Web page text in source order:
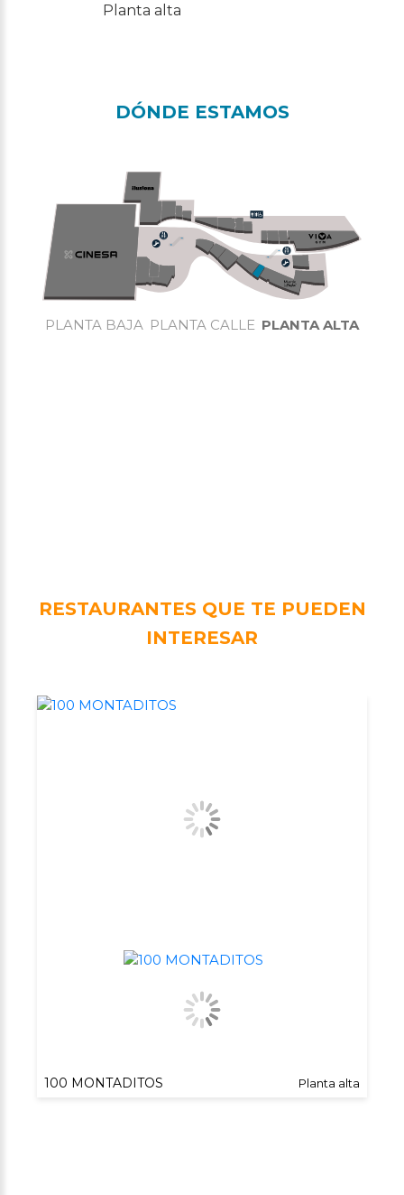
Planta alta
DÓNDE ESTAMOS
PLANTA BAJA PLANTA CALLE PLANTA ALTA
RESTAURANTES QUE TE PUEDEN
INTERESAR
100 MONTADITOS Planta alta